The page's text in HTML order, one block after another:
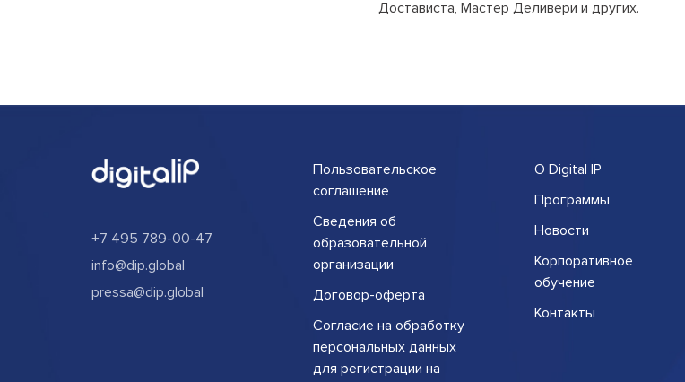
Пользовательское
Согласие на обработку
Согласие на обработку
Достависта, Мастер Деливери и других.
+7 495 789-00-47
info@dip.global
pressa@dip.global
Пользовательское
соглашение
Сведения об
образовательной
организации
Договор-оферта
Согласие на обработку
персональных данных
для регистрации на
О Digital IP
Программы
Новости
Корпоративное
обучение
Контакты